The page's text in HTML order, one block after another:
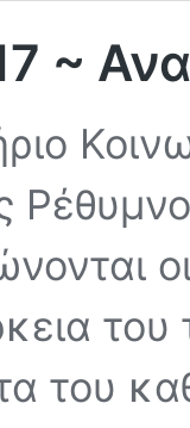
~
του